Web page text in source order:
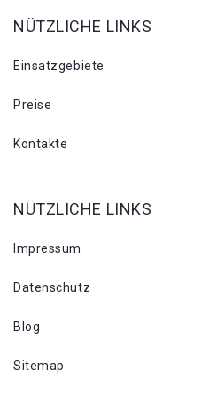
NÜTZLICHE LINKS
Einsatzgebiete
Preise
Kontakte
NÜTZLICHE LINKS
Impressum
Datenschutz
Blog
Sitemap